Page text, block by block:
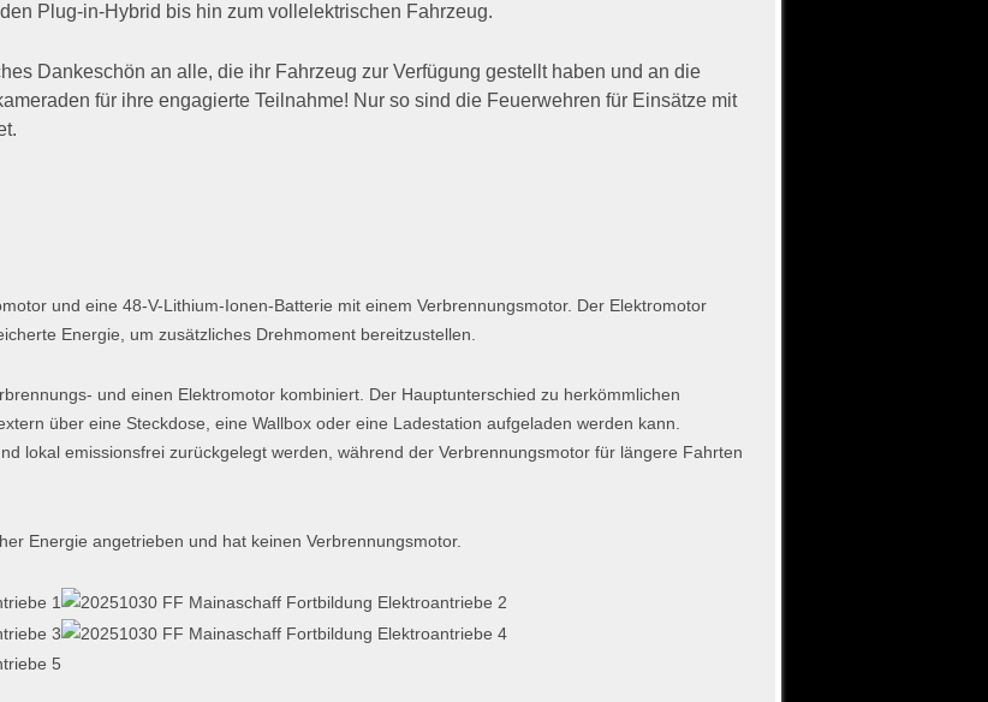
Plug-in-Hybrid bis hin zum vollelektrischen Fahrzeug.
Dankeschön an alle, die ihr Fahrzeug zur Verfügung gestellt haben und an die
für ihre engagierte Teilnahme! Nur so sind die Feuerwehren für Einsätze mit
und eine 48-V-Lithium-Ionen-Batterie mit einem Verbrennungsmotor. Der Elektromotor
Energie, um zusätzliches Drehmoment bereitzustellen.
und einen Elektromotor kombiniert. Der Hauptunterschied zu herkömmlichen
über eine Steckdose, eine Wallbox oder eine Ladestation aufgeladen werden kann.
lokal emissionsfrei zurückgelegt werden, während der Verbrennungsmotor für längere Fahrten
Energie angetrieben und hat keinen Verbrennungsmotor.